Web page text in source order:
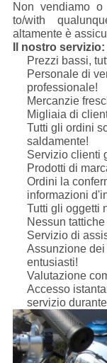
Non vendiamo
to/with
altamente è
Il nostro servizio:
Prezzi bassi,
Personale di
professionale!
Mercanzie
Migliaia di
Tutti gli ordini
saldamente!
Servizio clienti
Prodotti di
Ordini la
informazioni
Tutti gli oggetti
Nessun
Servizio di
Assunzione
entusiasti!
Valutazione
Accesso
servizio